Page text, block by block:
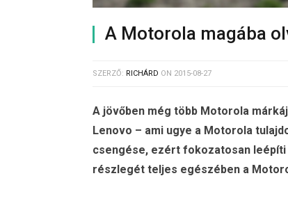
A Motorola magába
SZERZŐ: RICHÁRD ON 2015-08-27
A jövőben még több Motorola
Lenovo – ami ugye a Motorola
csengése, ezért fokozatosan
részlegét teljes egészében a